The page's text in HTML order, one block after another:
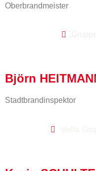
Oberbrandmeister
Björn
Stadtbrandinspektor